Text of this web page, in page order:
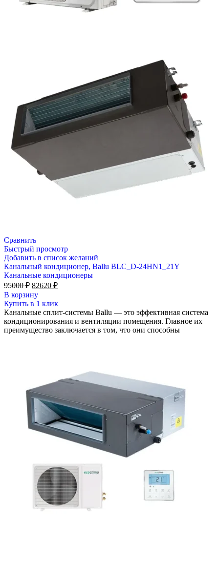
Сравнить
Быстрый просмотр
Добавить в список желаний
Канальный кондиционер, Ballu BLC_D-24HN1_21Y
Канальные кондиционеры
95000₽ Первоначальная
цена
составляла
95000 ₽.
82620 ₽Текущая
82620 ₽.
В корзину
Купить в 1 клик
Канальные сплит-системы Ballu — это эффективная система
кондиционирования и вентиляции помещения. Главное их
преимущество заключается в том, что они способны